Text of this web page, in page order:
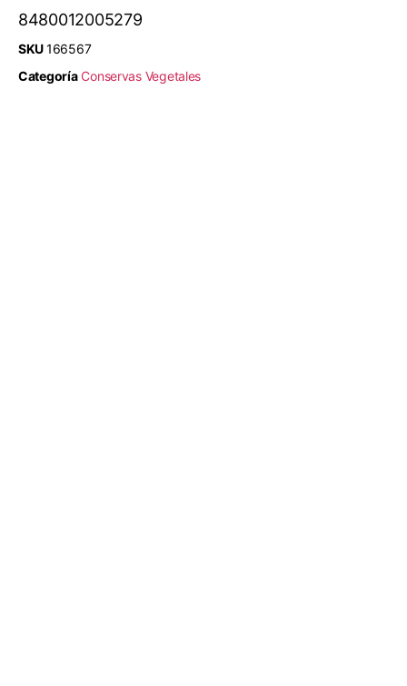
8480012005279
SKU166567
Categoría Conservas Vegetales